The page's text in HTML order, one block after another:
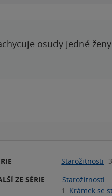
osudy jedné
Starožitnosti
ZE SÉRIE
Starožitnosti
1. Krámek se